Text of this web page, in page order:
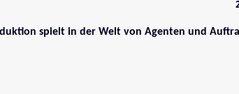
spielt in der Welt von Agenten und